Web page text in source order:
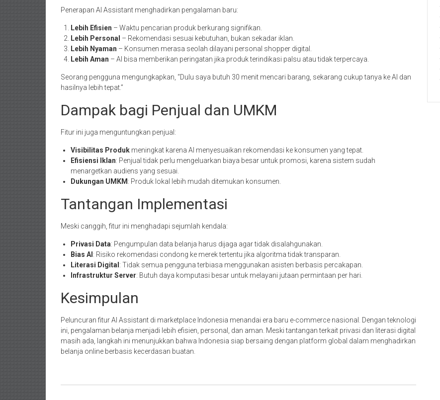
Penerapan AI Assistant menghadirkan pengalaman baru:
Lebih Efisien – Waktu pencarian produk berkurang signifikan.
Lebih Personal – Rekomendasi sesuai kebutuhan, bukan sekadar iklan.
Lebih Nyaman – Konsumen merasa seolah dilayani personal shopper digital.
Lebih Aman – AI bisa memberikan peringatan jika produk terindikasi palsu atau tidak terpercaya.
Seorang pengguna mengungkapkan, “Dulu saya butuh 30 menit mencari barang, sekarang cukup tanya ke AI dan
hasilnya lebih tepat.”
Dampak bagi Penjual dan UMKM
Fitur ini juga menguntungkan penjual:
Visibilitas Produk meningkat karena AI menyesuaikan rekomendasi ke konsumen yang tepat.
Efisiensi Iklan: Penjual tidak perlu mengeluarkan biaya besar untuk promosi, karena sistem sudah
menargetkan audiens yang sesuai.
Dukungan UMKM : Produk lokal lebih mudah ditemukan konsumen.
Tantangan Implementasi
Meski canggih, fitur ini menghadapi sejumlah kendala:
Privasi Data: Pengumpulan data belanja harus dijaga agar tidak disalahgunakan.
Bias AI : Risiko rekomendasi condong ke merek tertentu jika algoritma tidak transparan.
Literasi Digital : Tidak semua pengguna terbiasa menggunakan asisten berbasis percakapan.
Infrastruktur Server: Butuh daya komputasi besar untuk melayani jutaan permintaan per hari.
Kesimpulan
Peluncuran fitur AI Assistant di marketplace Indonesia menandai era baru e-commerce nasional. Dengan teknologi
ini, pengalaman belanja menjadi lebih efisien, personal, dan aman. Meski tantangan terkait privasi dan literasi digital
masih ada, langkah ini menunjukkan bahwa Indonesia siap bersaing dengan platform global dalam menghadirkan
belanja online berbasis kecerdasan buatan.